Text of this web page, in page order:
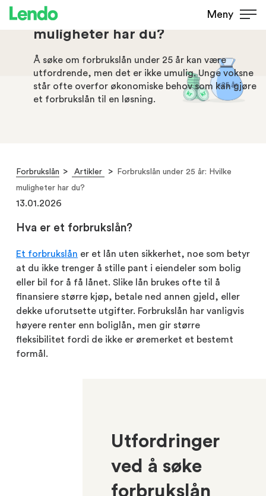
Meny
Forbrukslån under 25 år: Hvilke
muligheter har du?
Å søke om forbrukslån under 25 år kan være
utfordrende, men det er ikke umulig. Unge voksne
står ofte overfor økonomiske behov som kan gjøre
et forbrukslån til en løsning.
Forbrukslån Artikler
Forbrukslån under 25 år: Hvilke
muligheter har du?
13.01.2026
Hva er et forbrukslån?
Et forbrukslån er et lån uten sikkerhet, noe som betyr
at du ikke trenger å stille pant i eiendeler som bolig
eller bil for å få lånet. Slike lån brukes ofte til å
finansiere større kjøp, betale ned annen gjeld, eller
dekke uforutsette utgifter. Forbrukslån har vanligvis
høyere renter enn boliglån, men gir større
fleksibilitet fordi de ikke er øremerket et bestemt
formål.
Utfordringer
ved å søke
forbrukslån